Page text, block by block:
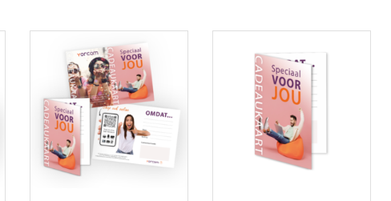
Bekijk meer informatie Bekijk meer informatie